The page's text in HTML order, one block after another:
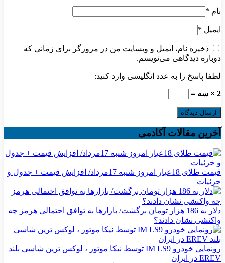
نام *
ایمیل *
ذخیره نام، ایمیل و وبسایت من در مرورگر برای زمانی که
دوباره دیدگاهی می‌نویسم.
لطفا پاسخ را به عدد انگلیسی وارد کنید:
2 × سه =
آخرین مقالات آکادمی
قیمت طلای 18عیار امروز شنبه 17مرداد/ افزایش قیمت + جدول و
جزئیات
دلار به 186 هزار تومان برگشت/ بازارها به توافق احتمالی هرمز چه
واکنشی نشان دادند؟
رونمایی خودرو IM LS9 توسط نیکا موتور ، لوکس ترین شاسی بلند
EREV در ایران